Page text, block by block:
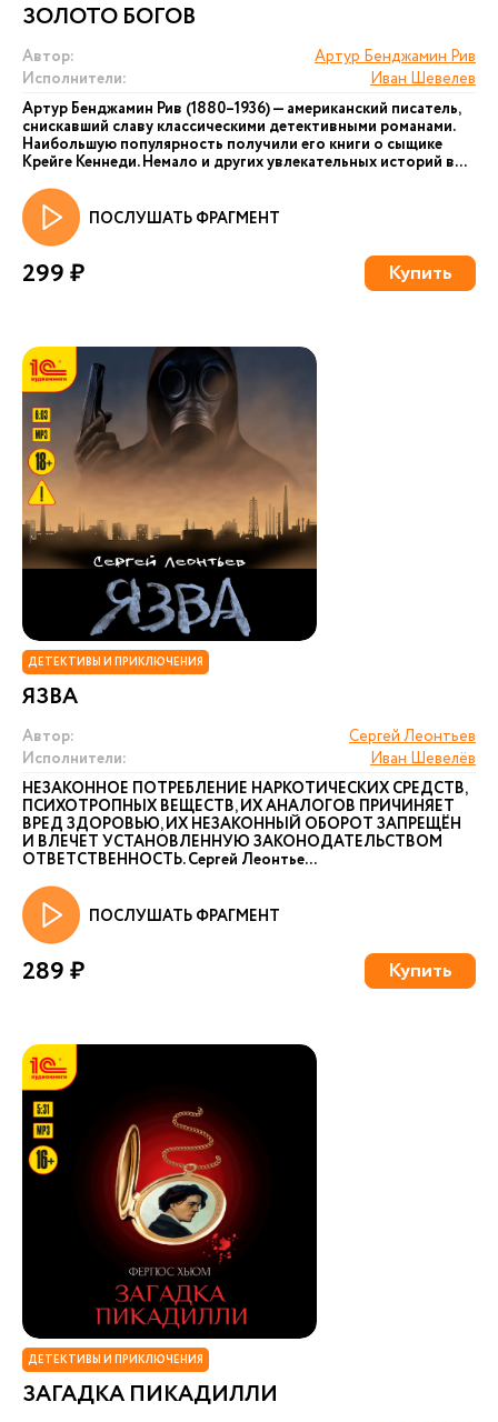
ЗОЛОТО БОГОВ
Автор:
Артур Бенджамин Рив
Исполнители:
Иван Шевелев
Артур Бенджамин Рив (1880–1936) — американский писатель,
снискавший славу классическими детективными романами.
Наибольшую популярность получили его книги о сыщике
Крейге Кеннеди. Немало и других увлекательных историй в...
ПОСЛУШАТЬ ФРАГМЕНТ
299 ₽ Купить
ДЕТЕКТИВЫ И ПРИКЛЮЧЕНИЯ
ЯЗВА
Автор:
Сергей Леонтьев
Исполнители:
Иван Шевелёв
НЕЗАКОННОЕ ПОТРЕБЛЕНИЕ НАРКОТИЧЕСКИХ СРЕДСТВ,
ПСИХОТРОПНЫХ ВЕЩЕСТВ, ИХ АНАЛОГОВ ПРИЧИНЯЕТ
ВРЕД ЗДОРОВЬЮ, ИХ НЕЗАКОННЫЙ ОБОРОТ ЗАПРЕЩЁН
И ВЛЕЧЕТ УСТАНОВЛЕННУЮ ЗАКОНОДАТЕЛЬСТВОМ
ОТВЕТСТВЕННОСТЬ. Сергей Леонтье...
ПОСЛУШАТЬ ФРАГМЕНТ
289 ₽ Купить
ДЕТЕКТИВЫ И ПРИКЛЮЧЕНИЯ
ЗАГАДКА ПИКАДИЛЛИ